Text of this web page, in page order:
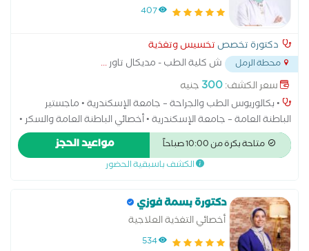
407
دكتورة تخصص تخسيس وتغذية
محطة الرمل ش كلية الطب - مديكال تاور...
سعر الكشف:300 جنيه
• بكالوريوس الطب والجراحة – جامعة الإسكندرية • ماجستير
الباطنة العامة – جامعة الإسكندرية • أخصائي الباطنة العامة والسكر •
أخصائي تغذية علاجية – دبلومة ESPEN • أخصائي نحت الجسم غير
الجراحي متاحة بكرة من 10:00 صباحاً مواعيد الحجز
الكشف باسبقية الحضور
دكتورة بسمة فوزي
أخصائي التغذية العلاجية
534